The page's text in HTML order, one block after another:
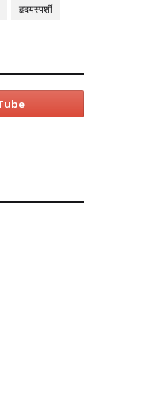
हृदयस्पर्शी